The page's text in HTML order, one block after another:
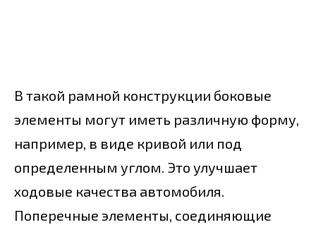
В такой рамной конструкции боковые
элементы могут иметь различную форму,
например, в виде кривой или под
определенным углом. Это улучшает
ходовые качества автомобиля.
Поперечные элементы, соединяющие